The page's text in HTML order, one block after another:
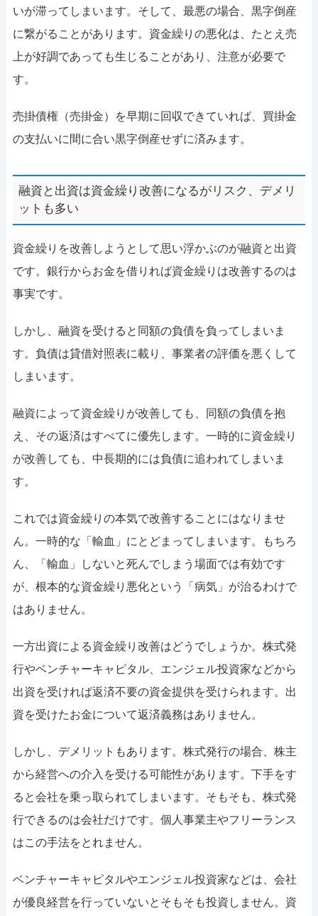
いが滞ってしまいます。そして、最悪の場合、黒字倒産
に繋がることがあります。資金繰りの悪化は、たとえ売
上が好調であっても生じることがあり、注意が必要で
す。
売掛債権（売掛金）を早期に回収できていれば、買掛金
の支払いに間に合い黒字倒産せずに済みます。
融資と出資は資金繰り改善になるがリスク、デメリ
ットも多い
資金繰りを改善しようとして思い浮かぶのが融資と出資
です。銀行からお金を借りれば資金繰りは改善するのは
事実です。
しかし、融資を受けると同額の負債を負ってしまいま
す。負債は貸借対照表に載り、事業者の評価を悪くして
しまいます。
融資によって資金繰りが改善しても、同額の負債を抱
え、その返済はすべてに優先します。一時的に資金繰り
が改善しても、中長期的には負債に追われてしまいま
す。
これでは資金繰りの本気で改善することにはなりませ
ん。一時的な「輸血」にとどまってしまいます。もちろ
ん、「輸血」しないと死んでしまう場面では有効です
が、根本的な資金繰り悪化という「病気」が治るわけで
はありません。
一方出資による資金繰り改善はどうでしょうか。株式発
行やベンチャーキャピタル、エンジェル投資家などから
出資を受ければ返済不要の資金提供を受けられます。出
資を受けたお金について返済義務はありません。
しかし、デメリットもあります。株式発行の場合、株主
から経営への介入を受ける可能性があります。下手をす
ると会社を乗っ取られてしまいます。そもそも、株式発
行できるのは会社だけです。個人事業主やフリーランス
はこの手法をとれません。
ベンチャーキャピタルやエンジェル投資家などは、会社
が優良経営を行っていないとそもそも投資しません。資